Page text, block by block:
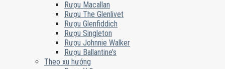
Rượu Macallan
Rượu The Glenlivet
Rượu Glenfiddich
Rượu Singleton
Rượu Johnnie Walker
Rượu Ballantine’s
Theo xu hướng